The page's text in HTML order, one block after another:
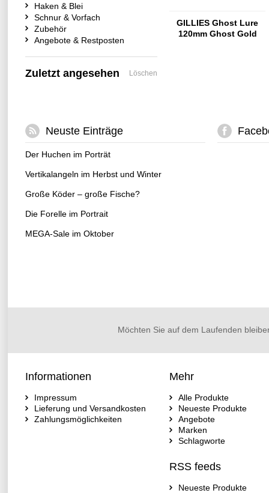
GILLIES Ghost Lure
120mm Ghost Gold
Haken & Blei
Schnur & Vorfach
Zubehör
Angebote & Restposten
Zuletzt angesehen Löschen
Neuste Einträge
Der Huchen im Porträt
Vertikalangeln im Herbst und Winter
Große Köder – große Fische?
Die Forelle im Portrait
MEGA-Sale im Oktober
Möchten Sie auf dem Laufenden
Informationen
Impressum
Lieferung und Versandkosten
Zahlungsmöglichkeiten
Mehr
Alle Produkte
Neueste Produkte
Angebote
Marken
Schlagworte
RSS feeds
Neueste Produkte